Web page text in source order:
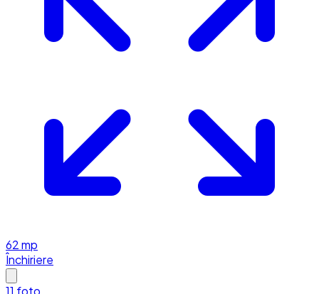
62mp
Închiriere
11 foto